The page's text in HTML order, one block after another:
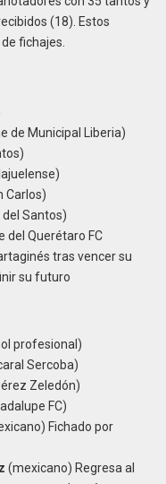
(18). Estos
fichajes.
de Municipal Liberia)
Carlos)
Santos)
del Querétaro FC
tras vencer su
su futuro
profesional)
Sercoba)
Zeledón)
FC)
Fichado por
(mexicano) Regresa al